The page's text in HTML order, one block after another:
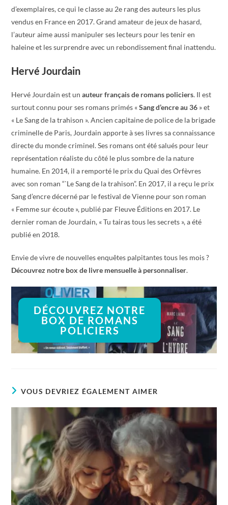
d’exemplaires, ce qui le classe au 2e rang des auteurs les plus
vendus en France en 2017. Grand amateur de jeux de hasard,
l’auteur aime aussi manipuler ses lecteurs pour les tenir en
haleine et les surprendre avec un rebondissement final inattendu.
Hervé Jourdain
Hervé Jourdain est unauteur français de romans policiers. Il est
surtout connu pour ses romans primés «Sang d’encre au 36 » et
« Le Sang de la trahison ». Ancien capitaine de police de la brigade
criminelle de Paris, Jourdain apporte à ses livres sa connaissance
directe du monde criminel. Ses romans ont été salués pour leur
représentation réaliste du côté le plus sombre de la nature
humaine. En 2014, il a remporté le prix du Quai des Orfèvres
avec son roman “`Le Sang de la trahison”. En 2017, il a reçu le prix
Sang d’encre décerné par le festival de Vienne pour son roman
« Femme sur écoute », publié par Fleuve Éditions en 2017. Le
dernier roman de Jourdain, « Tu tairas tous les secrets », a été
publié en 2018.
Envie de vivre de nouvelles enquêtes palpitantes tous les mois ?
Découvrez notre box de livre mensuelle à personnaliser.
DÉCOUVREZ NOTRE
BOX DE ROMANS
POLICIERS
VOUS DEVRIEZ ÉGALEMENT AIMER